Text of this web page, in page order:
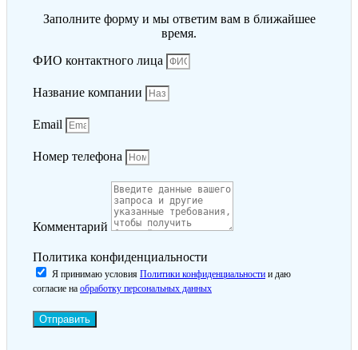
Заполните форму и мы ответим вам в ближайшее
время.
ФИО контактного лица
Название компании
Email
Номер телефона
Комментарий
Политика конфиденциальности
Я принимаю условия Политики конфиденциальности и даю
согласие на обработку персональных данных
Отправить